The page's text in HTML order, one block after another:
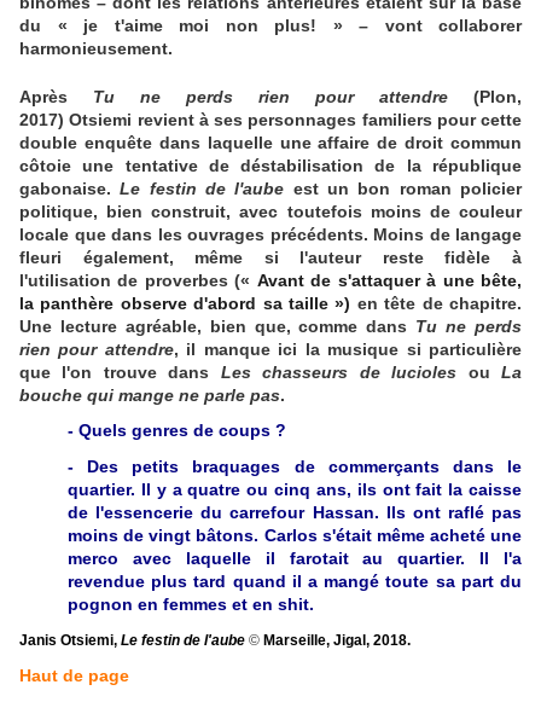
du « je t'aime moi non plus! » – vont collaborer
harmonieusement.
Après Tu ne perds rien pour attendre (Plon,
2017) Otsiemi revient à ses personnages familiers pour cette
double enquête dans laquelle une affaire de droit commun
côtoie une tentative de déstabilisation de la république
gabonaise.Le festin de l'aube est un bon roman policier
politique, bien construit, avec toutefois moins de couleur
locale que dans les ouvrages précédents. Moins de langage
fleuri également, même si l'auteur reste fidèle à
l'utilisation de proverbes (« Avant de s'attaquer à une bête,
la panthère observe d'abord sa taille ») en tête de chapitre.
Une lecture agréable, bien que, comme dans Tu ne perds
rien pour attendre, il manque ici la musique si particulière
que l'on trouve dans Les chasseurs de lucioles ouLa
bouche qui mange ne parle pas.
- Quels genres de coups ?
- Des petits braquages de commerçants dans le
quartier. Il y a quatre ou cinq ans, ils ont fait la caisse
de l'essencerie du carrefour Hassan. Ils ont raflé pas
moins de vingt bâtons. Carlos s'était même acheté une
merco avec laquelle il farotait au quartier. Il l'a
revendue plus tard quand il a mangé toute sa part du
pognon en femmes et en shit.
Janis Otsiemi, Le festin de l'aube © Marseille, Jigal, 2018.
Haut de page